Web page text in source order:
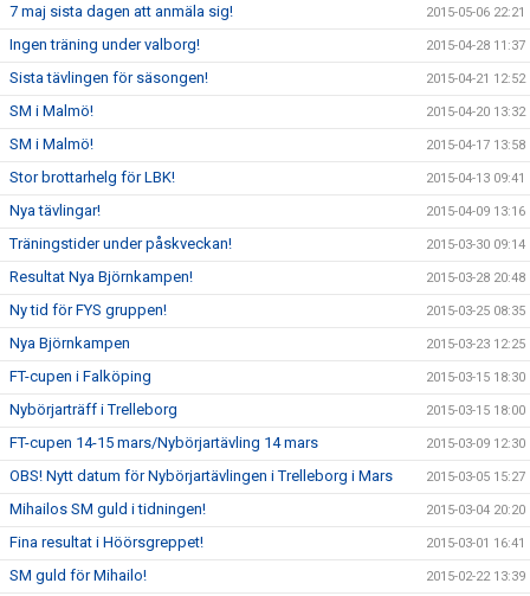
7 maj sista dagen att anmäla sig! 2015-05-06 22:21
Ingen träning under valborg! 2015-04-28 11:37
Sista tävlingen för säsongen! 2015-04-21 12:52
SM i Malmö! 2015-04-20 13:32
SM i Malmö! 2015-04-17 13:58
Stor brottarhelg för LBK! 2015-04-13 09:41
Nya tävlingar! 2015-04-09 13:16
Träningstider under påskveckan! 2015-03-30 09:14
Resultat Nya Björnkampen! 2015-03-28 20:48
Ny tid för FYS gruppen! 2015-03-25 08:35
Nya Björnkampen 2015-03-23 12:25
FT-cupen i Falköping 2015-03-15 18:30
Nybörjarträff i Trelleborg 2015-03-15 18:00
FT-cupen 14-15 mars/Nybörjartävling 14 mars 2015-03-09 12:30
OBS! Nytt datum för Nybörjartävlingen i Trelleborg i Mars 2015-03-05 15:27
Mihailos SM guld i tidningen! 2015-03-04 20:20
Fina resultat i Höörsgreppet! 2015-03-01 16:41
SM guld för Mihailo! 2015-02-22 13:39